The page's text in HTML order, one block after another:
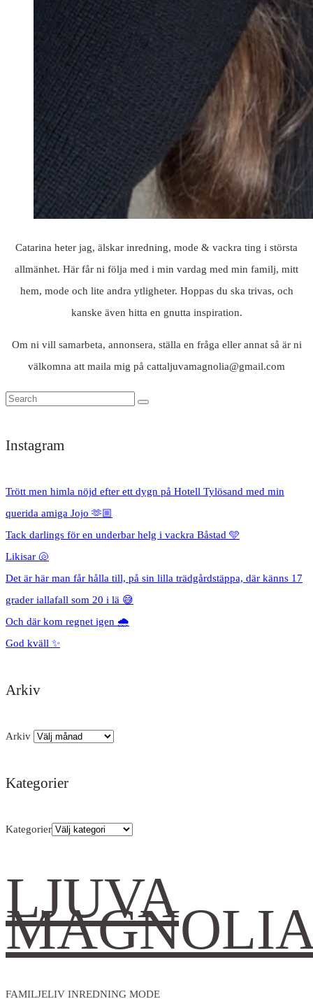
Catarina heter jag, älskar inredning, mode & vackra ting i största
allmänhet. Här får ni följa med i min vardag med min familj, mitt
hem, mode och lite andra ytligheter. Hoppas du ska trivas, och
kanske även hitta en gnutta inspiration.
Om ni vill samarbeta, annonsera, ställa en fråga eller annat så är ni
välkomna att maila mig på cattaljuvamagnolia@gmail.com
Instagram
Trött men himla nöjd efter ett dygn på Hotell Tylösand med min
querida amiga Jojo 🫶🏼
Tack darlings för en underbar helg i vackra Båstad 🩵
Likisar 🐚
Det är här man får hålla till, på sin lilla trädgårdstäppa, där känns 17
grader iallafall som 20 i lä 😅
Och där kom regnet igen 🌧️
God kväll ✨
Arkiv
Arkiv
Kategorier
Kategorier
LJUVA
FAMILJELIV INREDNING MODE